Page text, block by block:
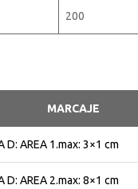
200
MARCAJE
D: AREA 1.max: 3×1 cm
D: AREA 2.max: 8×1 cm